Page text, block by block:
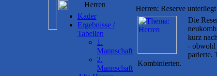
Herren
Kader
Ergebnisse /
Tabellen
1.
Mannschaft
2.
Mannschaft
Herren: Reserve
Die
kurz
- obwohl
parierte.
Kombinierten.